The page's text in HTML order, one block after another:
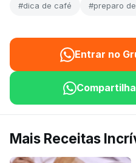
#dica de café #preparo
Entrar no
Mais Receitas